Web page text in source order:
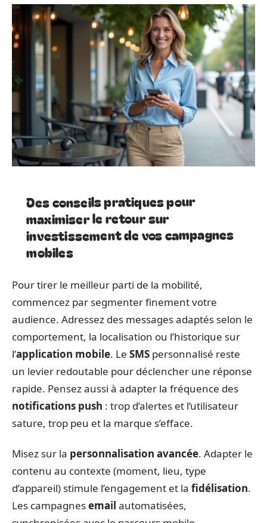
Des conseils pratiques pour
maximiser le retour sur
investissement de vos campagnes
mobiles
Pour tirer le meilleur parti de la mobilité,
commencez par segmenter finement votre
audience. Adressez des messages adaptés selon le
comportement, la localisation ou l’historique sur
l’application mobile. Le SMS personnalisé reste
un levier redoutable pour déclencher une réponse
rapide. Pensez aussi à adapter la fréquence des
notifications push : trop d’alertes et l’utilisateur
sature, trop peu et la marque s’efface.
Misez sur la personnalisation avancée. Adapter le
contenu au contexte (moment, lieu, type
d’appareil) stimule l’engagement et la fidélisation.
Les campagnesemail automatisées,